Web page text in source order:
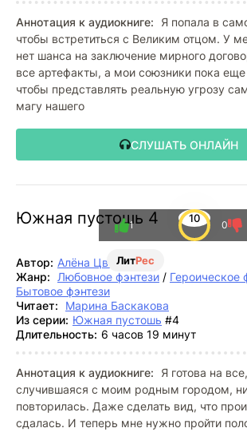
Аннотация к аудиокниге:
Я попала в
чтобы встретиться с Великим отцом. У
нет шанса на заключение мирного
все артефакты, а мои союзники пока
чтобы представлять реальную угрозу
магу нашего
СЛУШАТЬ ОНЛАЙН
Южная пустошь 4
ЛитРес
10
1 0
Автор: Алёна Цветкова
Жанр:
Любовное фэнтези / Героическое
Бытовое фэнтези
Читает:
Марина Баскакова
Из серии: Южная пустошь #4
Длительность: 6 часов 19 минут
Аннотация к аудиокниге:
Я готова на
случившаяся с моим родным городом,
повторилась. Даже сделать вид, что
сдалась. И теперь мне нужно пройти